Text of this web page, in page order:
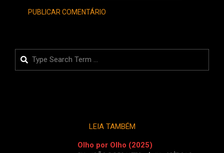
Search
LEIA TAMBÉM
Olho por Olho (2025)